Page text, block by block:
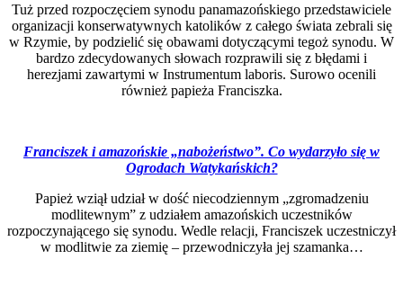
Tuż przed rozpoczęciem synodu panamazońskiego przedstawiciele
organizacji konserwatywnych katolików z całego świata zebrali się
w Rzymie, by podzielić się obawami dotyczącymi tegoż synodu. W
bardzo zdecydowanych słowach rozprawili się z błędami i
herezjami zawartymi w Instrumentum laboris. Surowo ocenili
również papieża Franciszka.
Franciszek i amazońskie „nabożeństwo”. Co wydarzyło się w
Ogrodach Watykańskich?
Papież wziął udział w dość niecodziennym „zgromadzeniu
modlitewnym” z udziałem amazońskich uczestników
rozpoczynającego się synodu. Wedle relacji, Franciszek uczestniczył
w modlitwie za ziemię – przewodniczyła jej szamanka…